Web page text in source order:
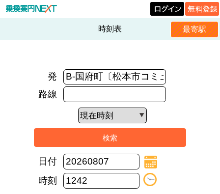
時刻表 最寄駅
発
路線
日付
時刻